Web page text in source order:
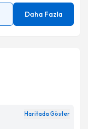
Daha Fazla
Haritada Göster